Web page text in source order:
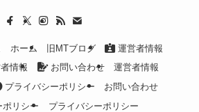
ホーム 旧MTブログ
運営者情報
情報 お問い合わせ
運営者情報
プライバシーポリシー
お問い合わせ
ポリシー
プライバシーポリシー